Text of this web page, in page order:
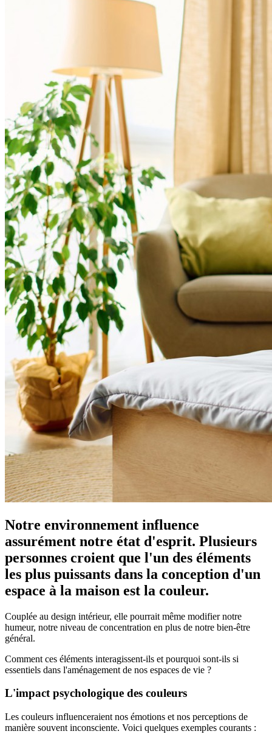
Notre environnement influence
assurément notre état d'esprit. Plusieurs
personnes croient que l'un des éléments
les plus puissants dans la conception d'un
espace à la maison est la couleur.
Couplée au design intérieur, elle pourrait même modifier notre
humeur, notre niveau de concentration en plus de notre bien-être
général.
Comment ces éléments interagissent-ils et pourquoi sont-ils si
essentiels dans l'aménagement de nos espaces de vie ?
L'impact psychologique des couleurs
Les couleurs influenceraient nos émotions et nos perceptions de
manière souvent inconsciente. Voici quelques exemples courants :